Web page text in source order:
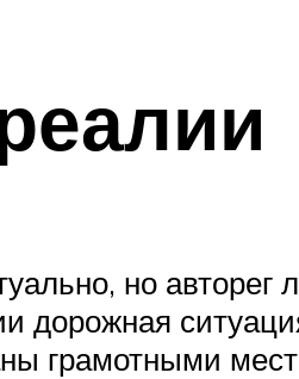
но авторег
дорожная
грамотными